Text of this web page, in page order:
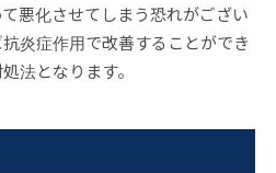
悪化させてしまう恐れがござい
炎症作用で改善することができ
法となります。